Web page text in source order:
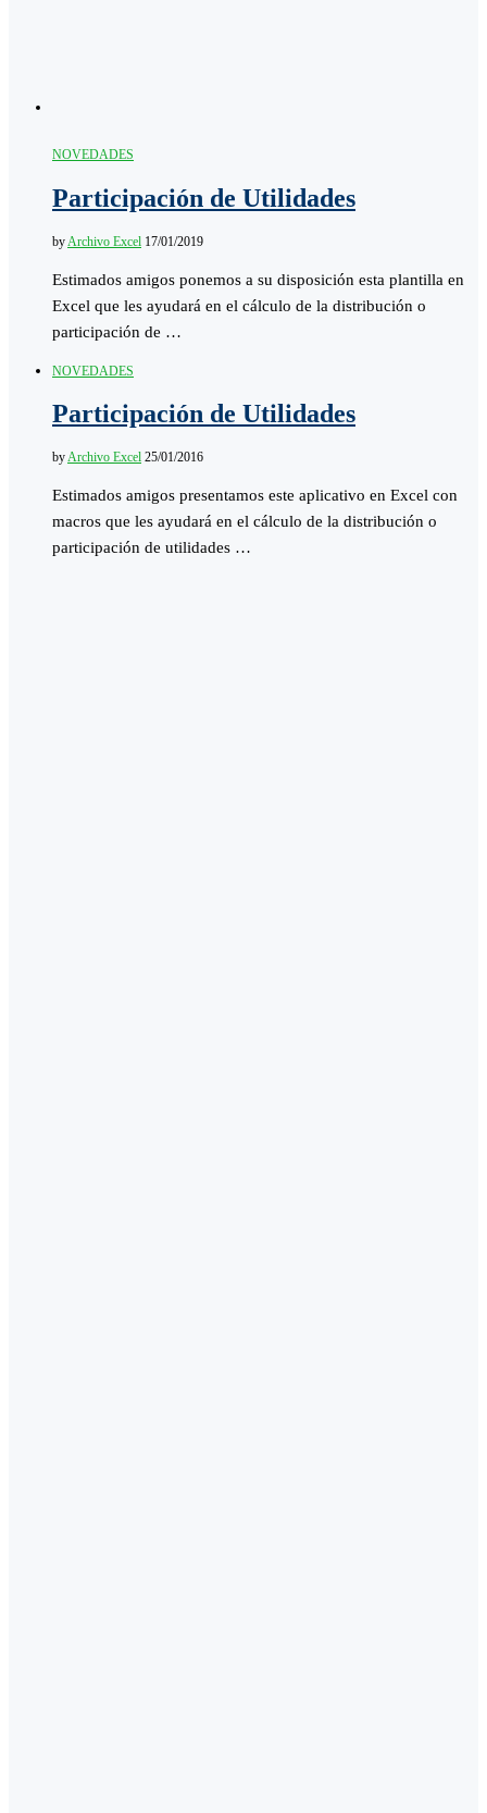
NOVEDADES
Participación de Utilidades
by Archivo Excel 17/01/2019
Estimados amigos ponemos a su disposición esta plantilla en
Excel que les ayudará en el cálculo de la distribución o
participación de …
NOVEDADES
Participación de Utilidades
byArchivo Excel 25/01/2016
Estimados amigos presentamos este aplicativo en Excel con
macros que les ayudará en el cálculo de la distribución o
participación de utilidades …